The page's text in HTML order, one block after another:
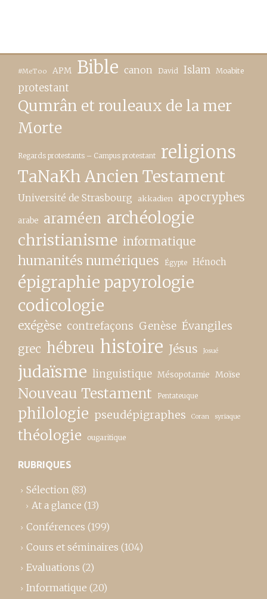
#MeToo APM Bible canon David Islam Moabite
protestant
Qumrân et rouleaux de la mer
Morte
Regards protestants – Campus protestant religions
TaNaKh Ancien Testament
Université de Strasbourg akkadien apocryphes
arabe araméen archéologie
christianisme informatique
humanités numériques Égypte Hénoch
épigraphie papyrologie
codicologie
exégèse contrefaçons Genèse Évangiles
grec hébreu histoire Jésus Josué
judaïsme linguistique Mésopotamie Moïse
Nouveau Testament Pentateuque
philologie pseudépigraphes Coran syriaque
théologie ougaritique
RUBRIQUES
Sélection (83)
At a glance (13)
Conférences (199)
Cours et séminaires (104)
Evaluations (2)
Informatique (20)